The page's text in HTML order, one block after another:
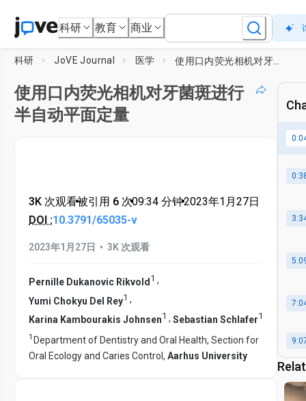
科研 教育 商业
科研 JoVE Journal 医学
使用口内荧光相机对牙菌斑进行
半自动平面定量
3K 次观看•被引用 6 次•09:34 分钟•2023年1月27日
DOI :10.3791/65035-v
2023年1月27日 • 3K 次观看
Pernille Dukanovic Rikvold 1 ,
Yumi Chokyu Del Rey1 ,
Karina Kambourakis Johnsen1 , Sebastian Schlafer1
1 Department of Dentistry and Oral Health, Section for
Oral Ecology and Caries Control, Aarhus University